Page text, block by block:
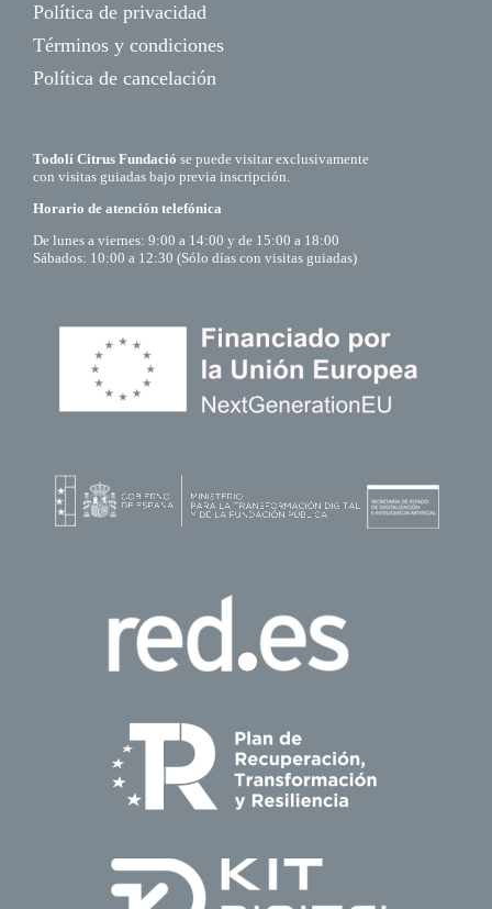
Política de privacidad
Términos y condiciones
Política de cancelación
Todolí Citrus Fundació se puede visitar exclusivamente
con visitas guiadas bajo previa inscripción.
Horario de atención telefónica
De lunes a viernes: 9:00 a 14:00 y de 15:00 a 18:00
Sábados: 10:00 a 12:30 (Sólo días con visitas guiadas)